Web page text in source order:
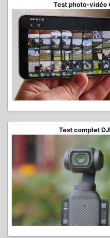
Test photo-vidéo
Test complet